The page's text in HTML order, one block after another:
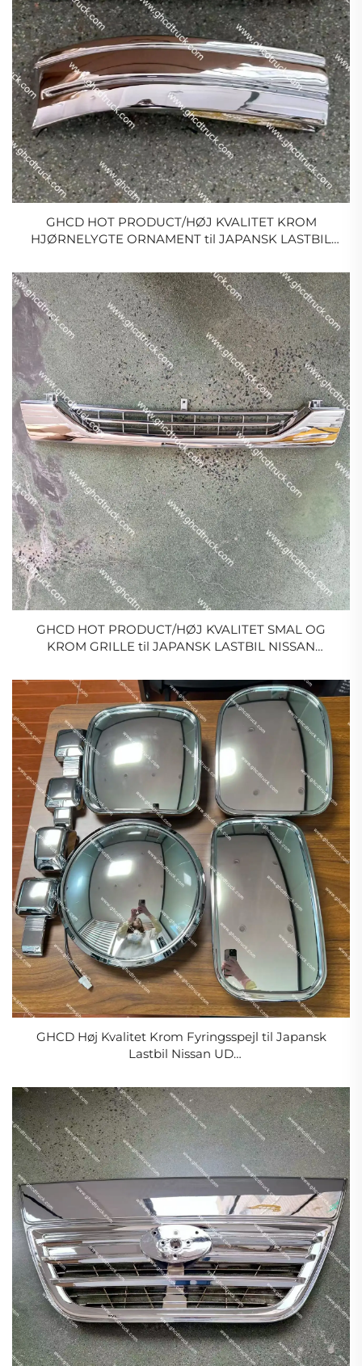
GHCD HOT PRODUCT/HØJ KVALITET KROM
HJØRNELYGTE ORNAMENT til JAPANSK LASTBIL
GHCD HOT PRODUCT/HØJ KVALITET SMAL OG
KROM GRILLE til JAPANSK LASTBIL NISSAN
GHCD Høj Kvalitet Krom Fyringsspejl til Japansk
Lastbil Nissan UD
Fabrik Ny Plast